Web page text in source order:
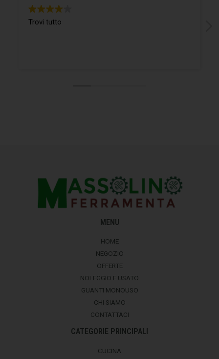
Trovi tutto
MENU
HOME
NEGOZIO
OFFERTE
NOLEGGIO E USATO
GUANTI MONOUSO
CHI SIAMO
CONTATTACI
CATEGORIE PRINCIPALI
CUCINA